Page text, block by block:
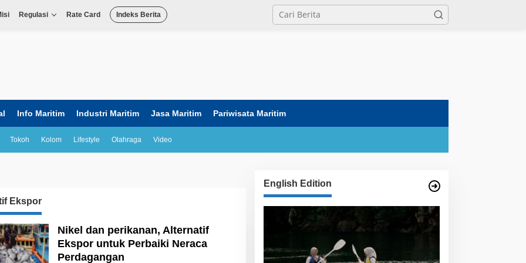
Regulasi Rate Card Indeks Berita
Info Maritim Industri Maritim Jasa Maritim Pariwisata Maritim
Tokoh Kolom Lifestyle Olahraga Video
Ekspor
Nikel dan perikanan, Alternatif
Ekspor untuk Perbaiki Neraca
Perdagangan
English Edition